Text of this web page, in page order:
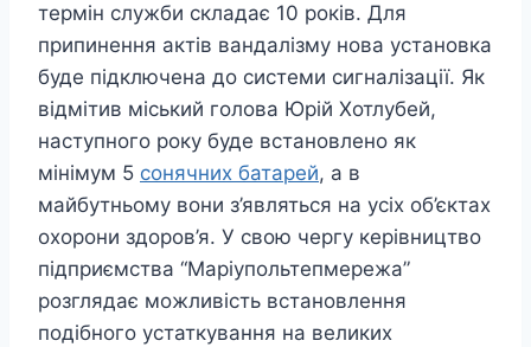
термін служби складає 10 років. Для
припинення актів вандалізму нова установка
буде підключена до системи сигналізації. Як
відмітив міський голова Юрій Хотлубей,
наступного року буде встановлено як
мінімум 5 сонячних батарей, а в
майбутньому вони з’являться на усіх об’єктах
охорони здоров’я. У свою чергу керівництво
підприємства “Маріупольтепмережа”
розглядає можливість встановлення
подібного устаткування на великих